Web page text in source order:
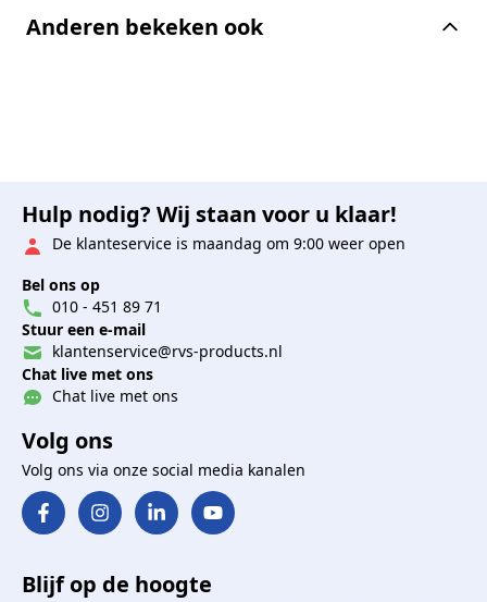
Anderen bekeken ook
Hulp nodig? Wij staan voor u klaar!
De klanteservice is maandag om 9:00 weer open
Bel ons op
010 - 451 89 71
Stuur een e-mail
klantenservice@rvs-products.nl
Chat live met ons
Chat live met ons
Volg ons
Volg ons via onze social media kanalen
Blijf op de hoogte